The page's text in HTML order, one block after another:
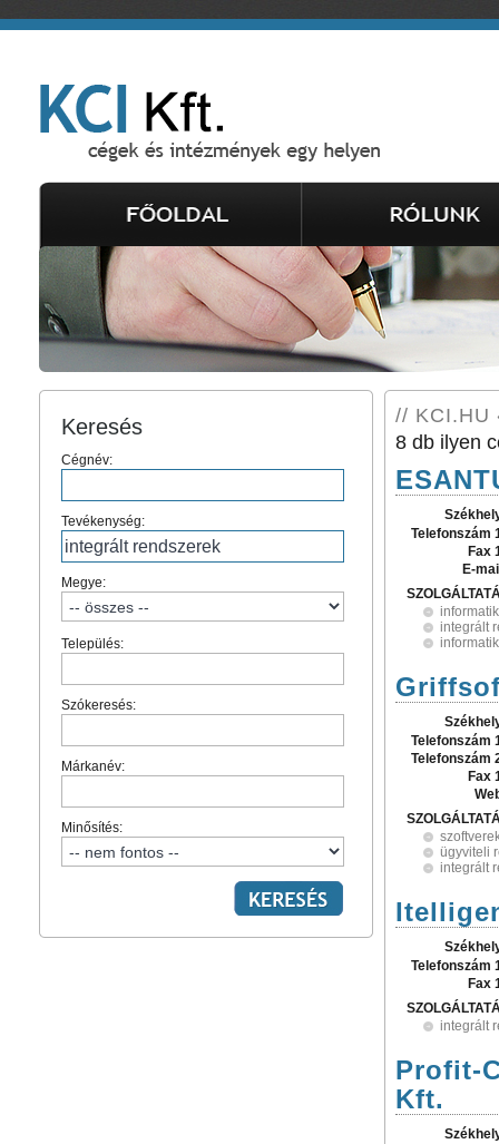
Keresés
Cégnév:
Tevékenység:
Megye:
Település:
Szókeresés:
Márkanév:
Minősítés:
// KCI.HU
8 db ilyen
Telefonszám
Fax
E-
integrált
Telefonszám
Telefonszám
Fax
ügyviteli
integrált
Telefonszám
Fax
integrált
Profit-
Kft.